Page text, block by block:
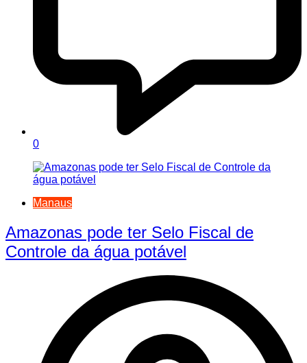
0
Manaus
Amazonas pode ter Selo Fiscal de
Controle da água potável